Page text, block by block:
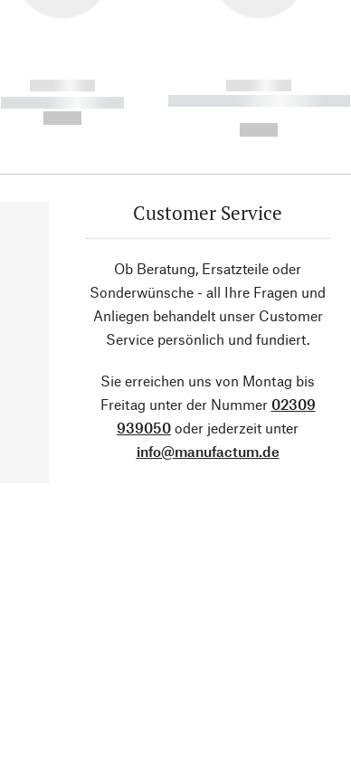
------------
----------- -----------
------------
----------- ----------- ----------
Customer Service
Ob Beratung, Ersatzteile oder
Sonderwünsche - all Ihre Fragen und
Anliegen behandelt unser Customer
Service persönlich und fundiert.
Sie erreichen uns von Montag bis
Freitag unter der Nummer 02309
939050 oder jederzeit unter
info@manufactum.de